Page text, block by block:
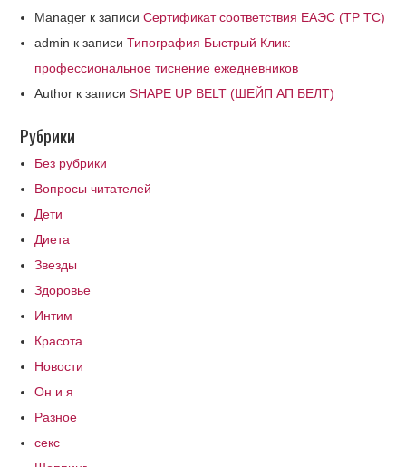
Manager к записиСертификат соответствия ЕАЭС (ТР ТС)
admin к записиТипография Быстрый Клик:
профессиональное тиснение ежедневников
Author к записиSHAPE UP BELT (ШЕЙП АП БЕЛТ)
Рубрики
Без рубрики
Вопросы читателей
Дети
Диета
Звезды
Здоровье
Интим
Красота
Новости
Он и я
Разное
секс